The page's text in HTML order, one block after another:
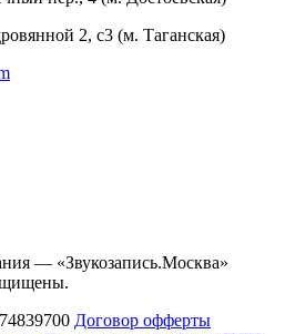
2, с3 (м. Таганская)
— «Звукозапись.Москва»
Договор офферты